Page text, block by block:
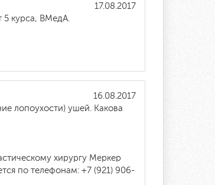
17.08.2017
5 курса, ВМедА.
16.08.2017
лопоухости) ушей. Какова
хирургу Меркер
по телефонам: +7 (921) 906-